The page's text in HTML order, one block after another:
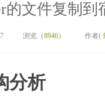
的文件复制
浏览（8946） 作者(
分析